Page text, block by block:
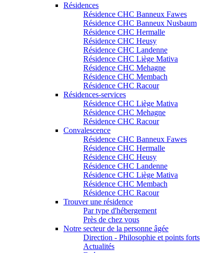
Résidences
Résidence CHC Banneux Fawes
Résidence CHC Banneux Nusbaum
Résidence CHC Hermalle
Résidence CHC Heusy
Résidence CHC Landenne
Résidence CHC Liège Mativa
Résidence CHC Mehagne
Résidence CHC Membach
Résidence CHC Racour
Résidences-services
Résidence CHC Liège Mativa
Résidence CHC Mehagne
Résidence CHC Racour
Convalescence
Résidence CHC Banneux Fawes
Résidence CHC Hermalle
Résidence CHC Heusy
Résidence CHC Landenne
Résidence CHC Liège Mativa
Résidence CHC Membach
Résidence CHC Racour
Trouver une résidence
Par type d'hébergement
Près de chez vous
Notre secteur de la personne âgée
Direction - Philosophie et points forts
Actualités